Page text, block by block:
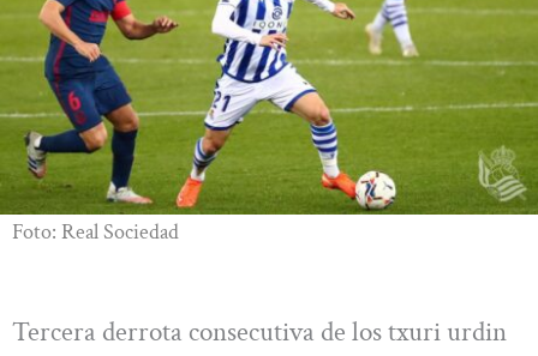
Foto: Real Sociedad
Tercera derrota consecutiva de los txuri urdin